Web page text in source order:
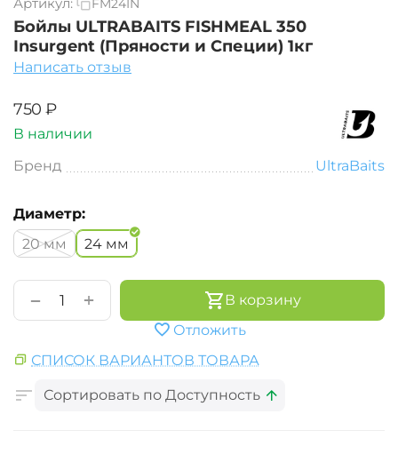
Артикул: FM24IN
Бойлы ULTRABAITS FISHMEAL 350
Insurgent (Пряности и Специи) 1кг
Написать отзыв
‍750‍ ₽
В наличии
Бренд
UltraBaits
Диаметр:
20 мм
24 мм
+
−
В корзину
Отложить
СПИСОК ВАРИАНТОВ ТОВАРА
Сортировать по Доступность